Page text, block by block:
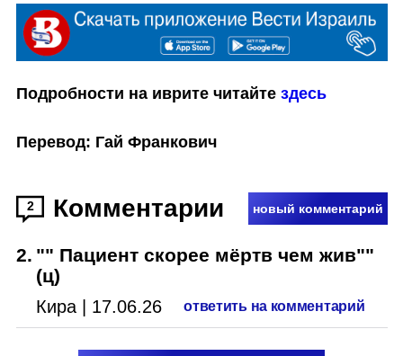
Подробности на иврите читайте здесь
Перевод: Гай Франкович
2 Комментарии новый комментарий
2. "" Пациент скорее мёртв чем жив""
(ц)
Кира 17.06.26 ответить на комментарий